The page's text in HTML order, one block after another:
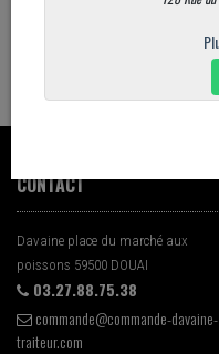
CONTACT
Davaine place du marché aux
poissons 59500 DOUAI
03.27.88.75.38
commande@commande-davaine-
traiteur.com